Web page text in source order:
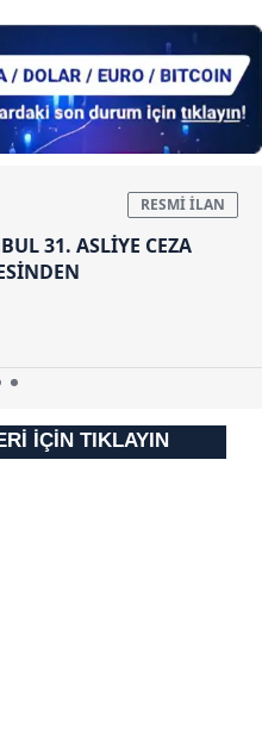
Kanunu uyarınca
okumak ve sitemizde
çerezlerle ilgili bilgi
bakımda!
31. ASLİYE CEZA
İÇİN TIKLAYIN